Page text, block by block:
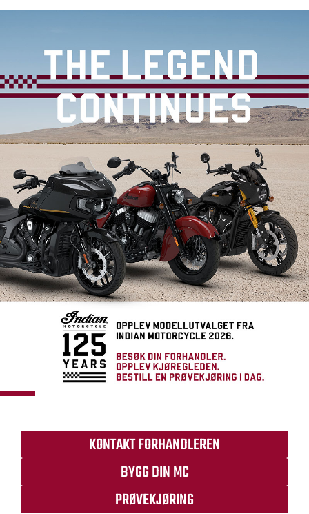
KONTAKT FORHANDLEREN
BYGG DIN MC
PRØVEKJØRING